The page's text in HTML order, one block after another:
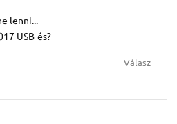
lenni...
USB-és?
Válasz